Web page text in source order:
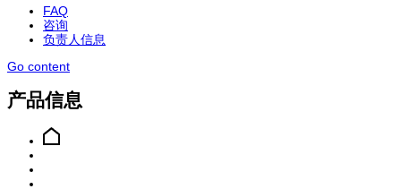
FAQ
咨询
负责人信息
Go content
产品信息